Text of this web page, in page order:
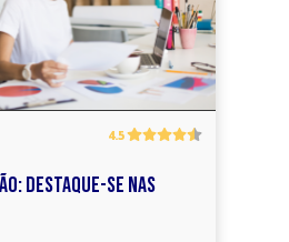
4.5
DESTAQUE-SE NAS